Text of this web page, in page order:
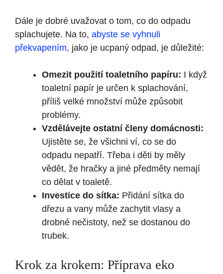
Dále je dobré uvažovat o tom, co do odpadu
splachujete. Na to, abyste se vyhnuli
překvapením, jako je ucpaný odpad, je důležité:
Omezit použití toaletního papíru: I když
toaletní papír je určen k splachování,
příliš velké množství může způsobit
problémy.
Vzdělávejte ostatní členy domácnosti:
Ujistěte se, že všichni ví, co se do
odpadu nepatří. Třeba i děti by měly
vědět, že hračky a jiné předměty nemají
co dělat v toaletě.
Investice do sítka: Přidání sítka do
dřezu a vany může zachytit vlasy a
drobné nečistoty, než se dostanou do
trubek.
Krok za krokem: Příprava eko